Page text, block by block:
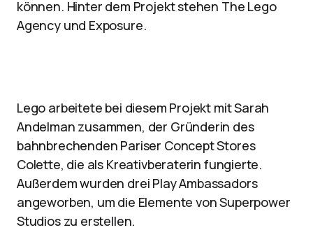
können. Hinter dem Projekt stehen The Lego
Agency und Exposure.
Lego arbeitete bei diesem Projekt mit Sarah
Andelman zusammen, der Gründerin des
bahnbrechenden Pariser Concept Stores
Colette, die als Kreativberaterin fungierte.
Außerdem wurden drei Play Ambassadors
angeworben, um die Elemente von Superpower
Studios zu erstellen.